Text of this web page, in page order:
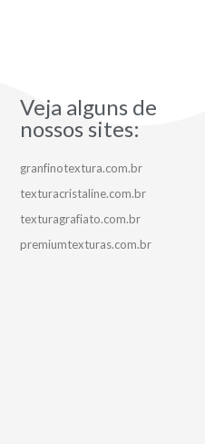
Veja alguns de
nossos sites:
granfinotextura.com.br
texturacristaline.com.br
texturagrafiato.com.br
premiumtexturas.com.br